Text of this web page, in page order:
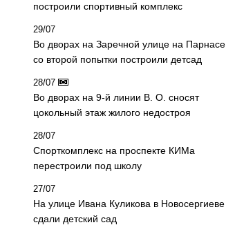
построили спортивный комплекс
29/07
Во дворах на Заречной улице на Парнасе
со второй попытки построили детсад
28/07
Во дворах на 9-й линии В. О. сносят
цокольный этаж жилого недостроя
28/07
Спорткомплекс на проспекте КИМа
перестроили под школу
27/07
На улице Ивана Куликова в Новосергиеве
сдали детский сад